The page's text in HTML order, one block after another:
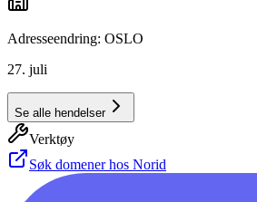
Adresseendring: OSLO
27. juli
Se alle hendelser
Verktøy
Søk domener hos Norid